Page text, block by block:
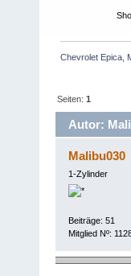
Chevrolet Epica,
Seiten:1
Autor:
Malibu030
1-Zylinder
Beiträge: 51
Mitglied Nº: